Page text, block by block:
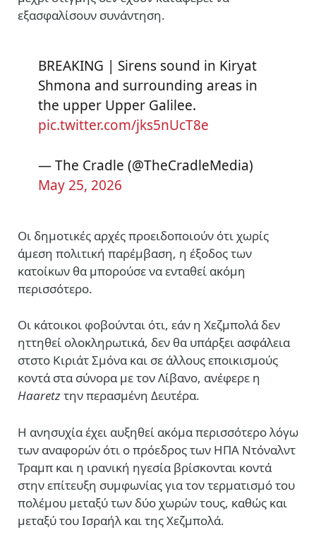
εξασφαλίσουν συνάντηση.
BREAKING | Sirens sound in Kiryat
Shmona and surrounding areas in
the upper Upper Galilee.
pic.twitter.com/jks5nUcT8e
— The Cradle (@TheCradleMedia)
May 25, 2026
Οι δημοτικές αρχές προειδοποιούν ότι χωρίς
άμεση πολιτική παρέμβαση, η έξοδος των
κατοίκων θα μπορούσε να ενταθεί ακόμη
περισσότερο.
Οι κάτοικοι φοβούνται ότι, εάν η Χεζμπολά δεν
ηττηθεί ολοκληρωτικά, δεν θα υπάρξει ασφάλεια
στστο Κιριάτ Σμόνα και σε άλλους εποικισμούς
κοντά στα σύνορα με τον Λίβανο, ανέφερε η
Haaretzτην περασμένη Δευτέρα.
Η ανησυχία έχει αυξηθεί ακόμα περισσότερο λόγω
των αναφορών ότι ο πρόεδρος των ΗΠΑ Ντόναλντ
Τραμπ και η ιρανική ηγεσία βρίσκονται κοντά
στην επίτευξη συμφωνίας για τον τερματισμό του
πολέμου μεταξύ των δύο χωρών τους, καθώς και
μεταξύ του Ισραήλ και της Χεζμπολά.